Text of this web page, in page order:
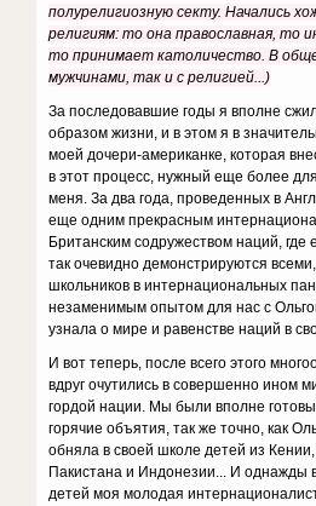
полурелигиозную секту. Начались
религиям: то она православная, то
то принимает католичество. В
мужчинами, так и с религией...)
За последовавшие годы я вполне
образом жизни, и в этом я в
моей дочери-американке, которая
в этот процесс, нужный еще более
меня. За два года, проведенных в
еще одним прекрасным
Британским содружеством наций, где
так очевидно демонстрируются
школьников в интернациональных
незаменимым опытом для нас с
узнала о мире и равенстве наций в
И вот теперь, после всего этого
вдруг очутились в совершенно ином
гордой нации. Мы были вполне готовы
горячие объятия, так же точно, как
обняла в своей школе детей из
Пакистана и Индонезии... И однажды
детей моя молодая